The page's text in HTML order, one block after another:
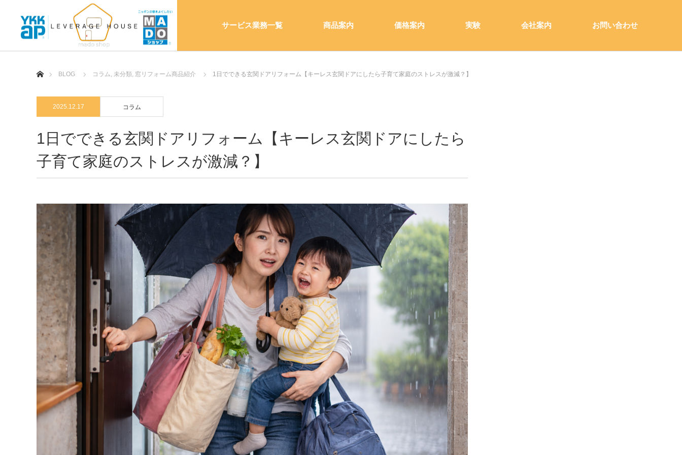
サービス業務一覧 商品案内 価格案内 実験 会社案内 お問い合わせ
BLOG
コラム, 未分類, 窓リフォーム商品紹介 1日でできる玄関ドアリフォーム【キーレス玄関ドアにしたら子育て家庭のストレスが激減？】
2025.12.17 コラム
1日でできる玄関ドアリフォーム【キーレス玄関ドアにしたら
子育て家庭のストレスが激減？】